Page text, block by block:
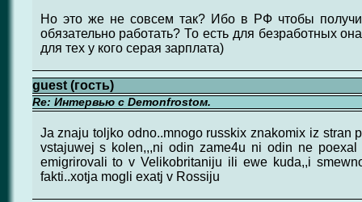
Но это же не совсем так? Ибо в РФ чтобы
обязательно работать? То есть для безработных
для тех у кого серая зарплата)
guest (гость)
Re: Интервью с Demonfrostом.
Ja znaju toljko odno..mnogo russkix znakomix iz stran
vstajuwej s kolen,,,ni odin zame4u ni odin ne
emigrirovali to v Velikobritaniju ili ewe kuda,,i
fakti..xotja mogli exatj v Rossiju